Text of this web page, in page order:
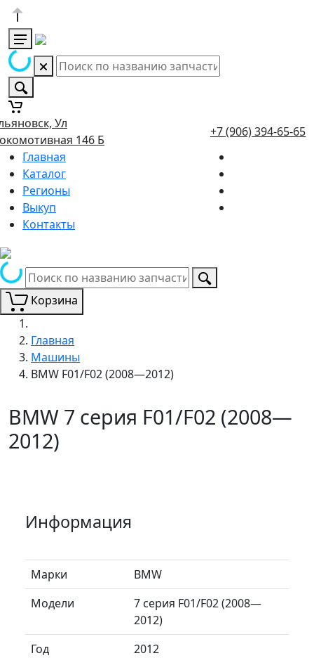
Ул
146 Б
+7 (906) 394-65-65
Главная
Каталог
Регионы
Выкуп
Контакты
Корзина
Главная
Машины
BMW F01/F02 (2008—2012)
BMW 7 серия F01/F02 (2008—
2012)
Информация
Марки
BMW
Модели
7 серия F01/F02 (2008—
2012)
Год
2012